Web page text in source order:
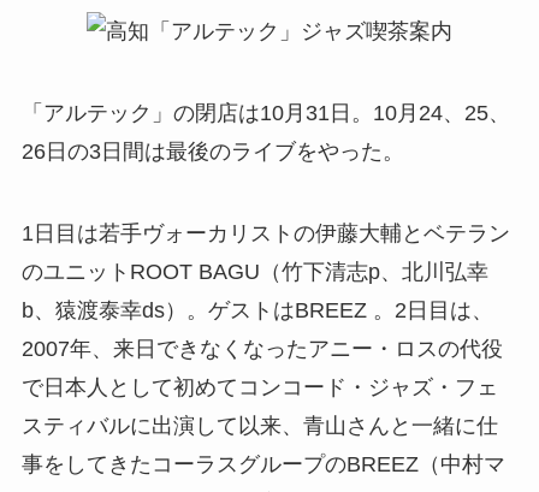
「アルテック」の閉店は10月31日。10月24、25、
26日の3日間は最後のライブをやった。
1日目は若手ヴォーカリストの伊藤大輔とベテラン
のユニットROOT BAGU（竹下清志p、北川弘幸
b、猿渡泰幸ds）。ゲストはBREEZ 。2日目は、
2007年、来日できなくなったアニー・ロスの代役
で日本人として初めてコンコード・ジャズ・フェ
スティバルに出演して以来、青山さんと一緒に仕
事をしてきたコーラスグループのBREEZ（中村マ